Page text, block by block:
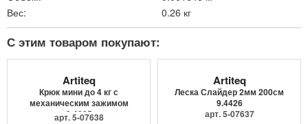
Вес:
0.26 кг
С этим товаром покупают:
Artiteq
Крюк мини до 4 кг с
механическим зажимом
9.4205
арт. 5-07638
Artiteq
Леска Слайдер 2мм 200см
9.4426
арт. 5-07637